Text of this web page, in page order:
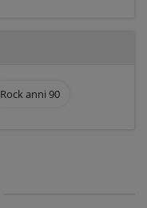
Rock anni 90